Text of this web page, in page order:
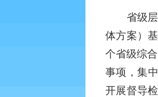
省级
体方案）
个省级综
事项，集
开展督导